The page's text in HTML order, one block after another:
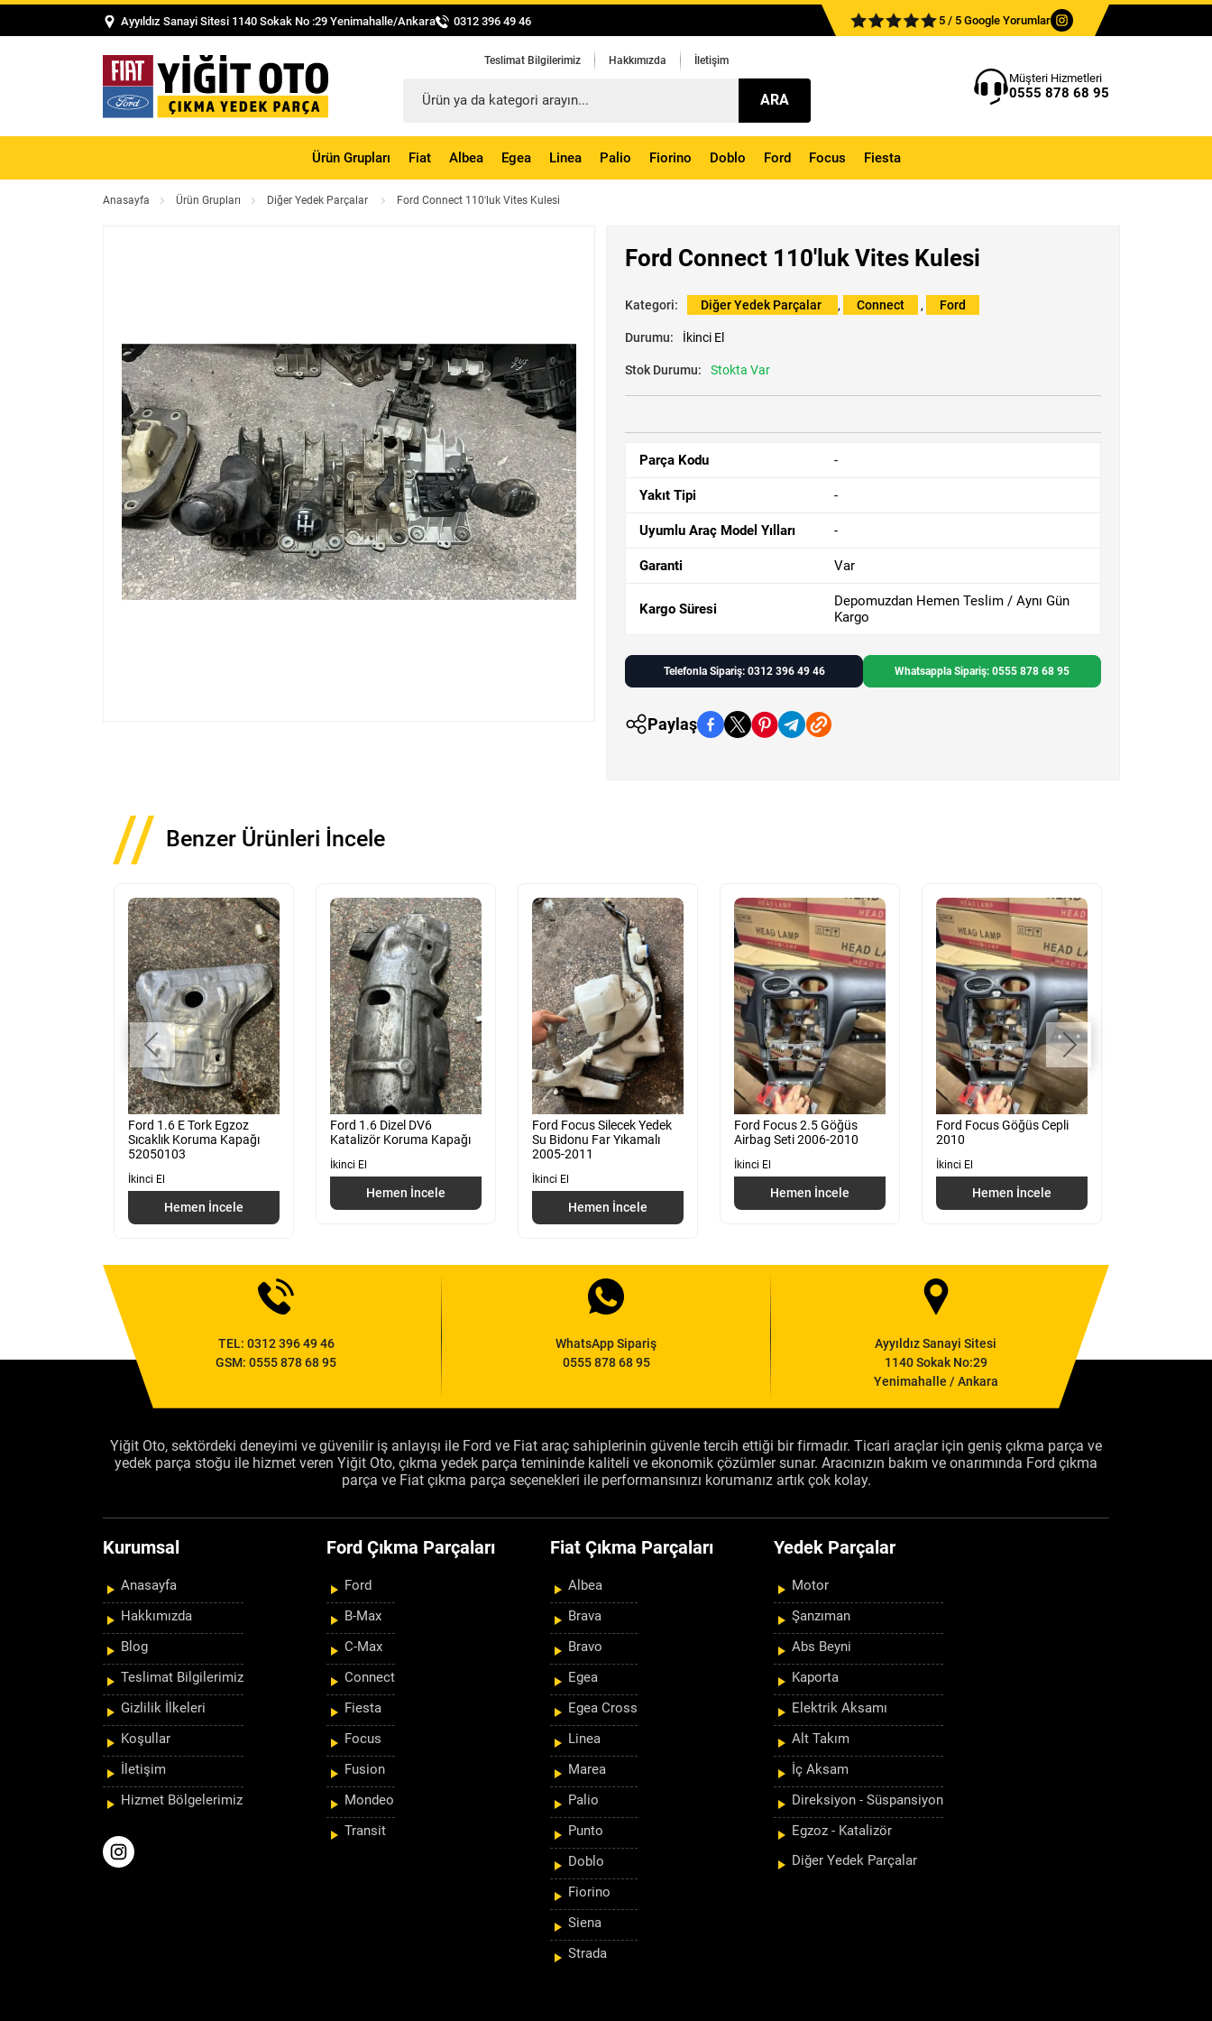
Ayyıldız Sanayi Sitesi 1140 Sokak No :29 Yenimahalle/Ankara 0312 396 49 46 5 / 5 Google Yorumlar
Teslimat Bilgilerimiz Hakkımızda İletişim
ARA
Müşteri Hizmetleri
0555 878 68 95
Ürün Grupları Fiat Albea Egea Linea Palio Fiorino Doblo Ford Focus Fiesta
Anasayfa Ürün Grupları Diğer Yedek Parçalar Ford Connect 110'luk Vites Kulesi
Ford Connect 110'luk Vites Kulesi
Kategori: Diğer Yedek Parçalar , Connect , Ford
Durumu: İkinci El
Stok Durumu: Stokta Var
Parça Kodu -
Yakıt Tipi -
Uyumlu Araç Model Yılları -
Garanti Var
Kargo Süresi
Depomuzdan Hemen Teslim / Aynı Gün
Kargo
Telefonla Sipariş: 0312 396 49 46 Whatsappla Sipariş: 0555 878 68 95
Paylaş
Benzer Ürünleri İncele
Ford 1.6 E Tork Egzoz
Sıcaklık Koruma Kapağı
52050103
İkinci El
Hemen İncele
Ford 1.6 Dizel DV6
Katalizör Koruma Kapağı
İkinci El
Hemen İncele
Ford Focus Silecek Yedek
Su Bidonu Far Yıkamalı
2005-2011
İkinci El
Hemen İncele
Ford Focus 2.5 Göğüs
Airbag Seti 2006-2010
İkinci El
Hemen İncele
Ford Focus Göğüs Cepli
2010
İkinci El
Hemen İncele
TEL: 0312 396 49 46
GSM:0555 878 68 95
WhatsApp Sipariş
0555 878 68 95
Ayyıldız Sanayi Sitesi
1140 Sokak No:29
Yenimahalle / Ankara
Yiğit Oto, sektördeki deneyimi ve güvenilir iş anlayışı ile Ford ve Fiat araç sahiplerinin güvenle tercih ettiği bir firmadır. Ticari araçlar için geniş çıkma parça ve
yedek parça stoğu ile hizmet veren Yiğit Oto, çıkma yedek parça temininde kaliteli ve ekonomik çözümler sunar. Aracınızın bakım ve onarımında Ford çıkma
parça ve Fiat çıkma parça seçenekleri ile performansınızı korumanız artık çok kolay.
Kurumsal
Anasayfa
Hakkımızda
Blog
Teslimat Bilgilerimiz
Gizlilik İlkeleri
Koşullar
İletişim
Hizmet Bölgelerimiz
Ford Çıkma Parçaları
Ford
B-Max
C-Max
Connect
Fiesta
Focus
Fusion
Mondeo
Transit
Fiat Çıkma Parçaları
Albea
Brava
Bravo
Egea
Egea Cross
Linea
Marea
Palio
Punto
Doblo
Fiorino
Siena
Strada
Yedek Parçalar
Motor
Şanzıman
Abs Beyni
Kaporta
Elektrik Aksamı
Alt Takım
İç Aksam
Direksiyon - Süspansiyon
Egzoz - Katalizör
Diğer Yedek Parçalar